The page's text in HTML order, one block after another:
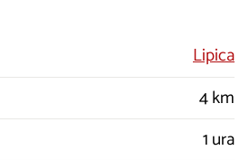
Lipica
4 km
1 ura